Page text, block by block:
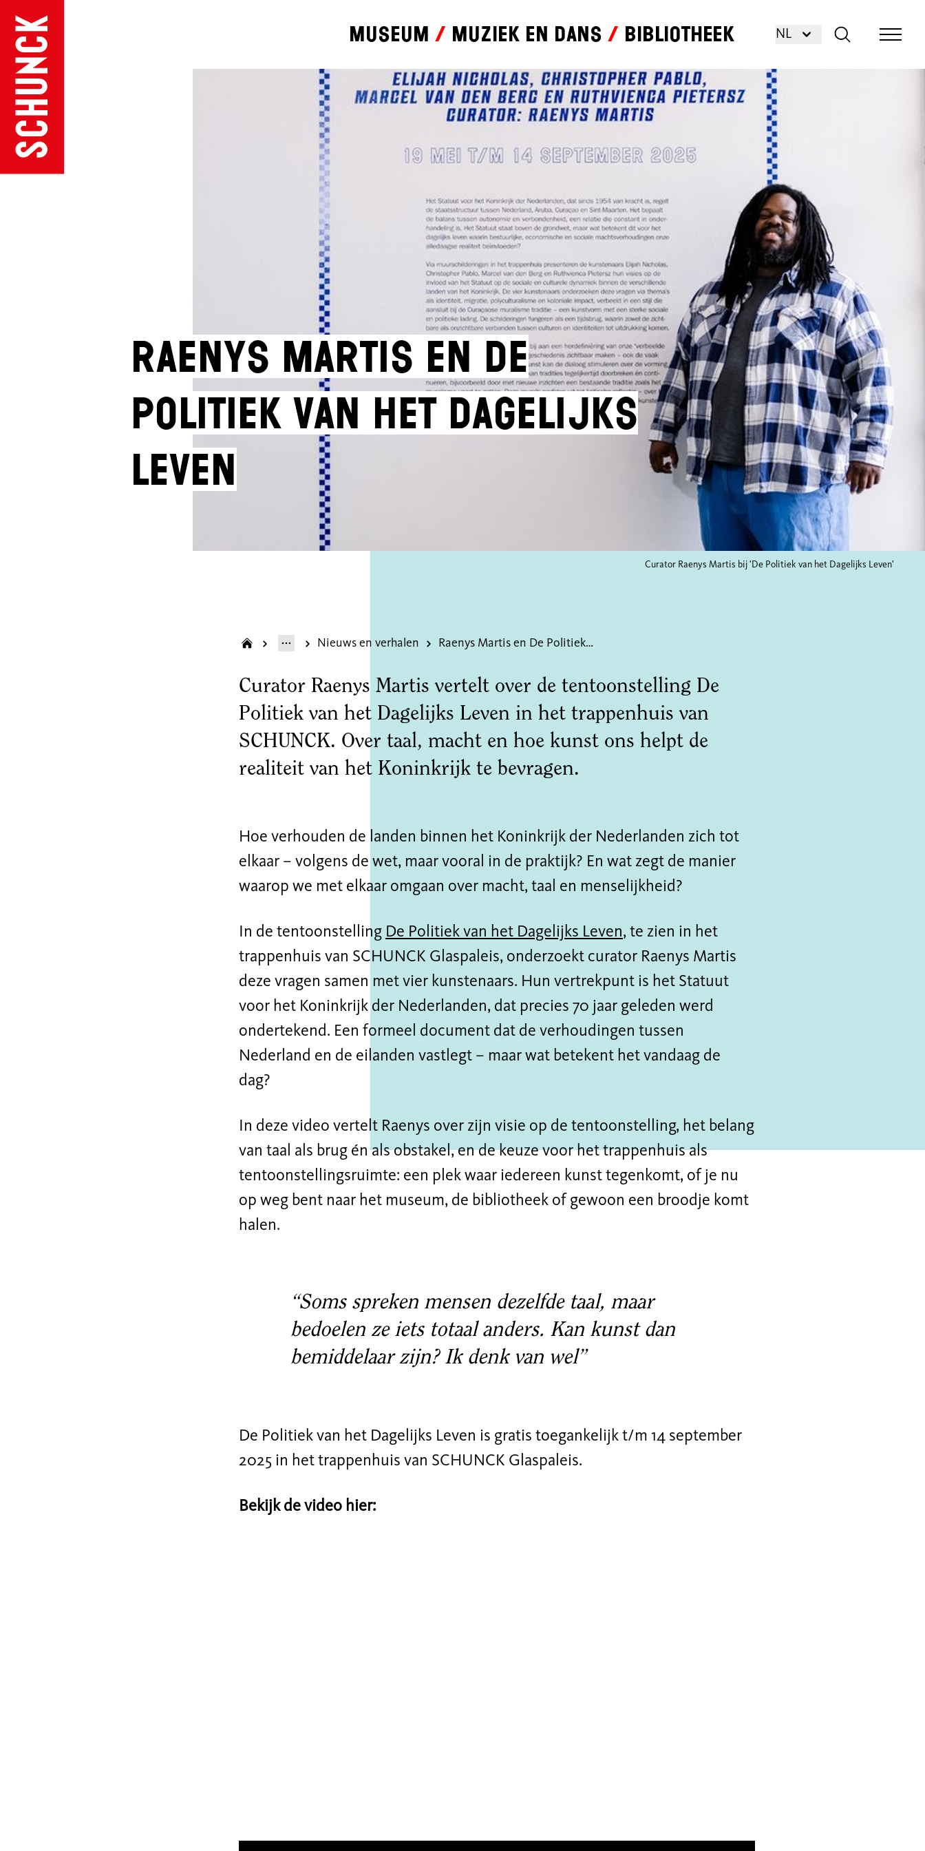
Museum Muziek en dans Bibliotheek NL
Raenys Martis en De
Politiek van het Dagelijks
Leven
Curator Raenys Martis bij 'De Politiek van het Dagelijks Leven'
Nieuws en verhalen Raenys Martis en De Politiek van het Dagelijks Leven
Curator Raenys Martis vertelt over de tentoonstelling De
Politiek van het Dagelijks Leven in het trappenhuis van
SCHUNCK. Over taal, macht en hoe kunst ons helpt de
realiteit van het Koninkrijk te bevragen.
Hoe verhouden de landen binnen het Koninkrijk der Nederlanden zich tot
elkaar – volgens de wet, maar vooral in de praktijk? En wat zegt de manier
waarop we met elkaar omgaan over macht, taal en menselijkheid?
In de tentoonstelling De Politiek van het Dagelijks Leven, te zien in het
trappenhuis van SCHUNCK Glaspaleis, onderzoekt curator Raenys Martis
deze vragen samen met vier kunstenaars. Hun vertrekpunt is het Statuut
voor het Koninkrijk der Nederlanden, dat precies 70 jaar geleden werd
ondertekend. Een formeel document dat de verhoudingen tussen
Nederland en de eilanden vastlegt – maar wat betekent het vandaag de
dag?
In deze video vertelt Raenys over zijn visie op de tentoonstelling, het belang
van taal als brug én als obstakel, en de keuze voor het trappenhuis als
tentoonstellingsruimte: een plek waar iedereen kunst tegenkomt, of je nu
op weg bent naar het museum, de bibliotheek of gewoon een broodje komt
halen.
“Soms spreken mensen dezelfde taal, maar
bedoelen ze iets totaal anders. Kan kunst dan
bemiddelaar zijn? Ik denk van wel”
De Politiek van het Dagelijks Leven is gratis toegankelijk t/m 14 september
2025 in het trappenhuis van SCHUNCK Glaspaleis.
Bekijk de video hier: